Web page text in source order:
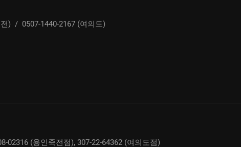
) / 0507-1440-2167 (여의도)
02316 (용인죽전점), 307-22-64362 (여의도점)